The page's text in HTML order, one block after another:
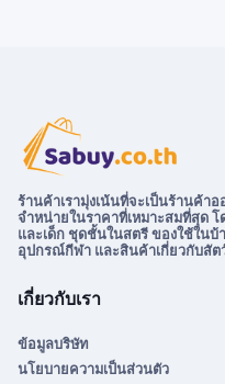
ร้านค้าเรามุ่งเน้นที่จะเป็นร้านค้
จำหน่ายในราคาที่เหมาะสมที่สุด
และเด็ก ชุดชั้นในสตรี ของใช้ใน
อุปกรณ์กีฬา และสินค้าเกี่ยวกับสัต
เกี่ยวกับเรา
ข้อมูลบริษัท
นโยบายความเป็นส่วนตัว